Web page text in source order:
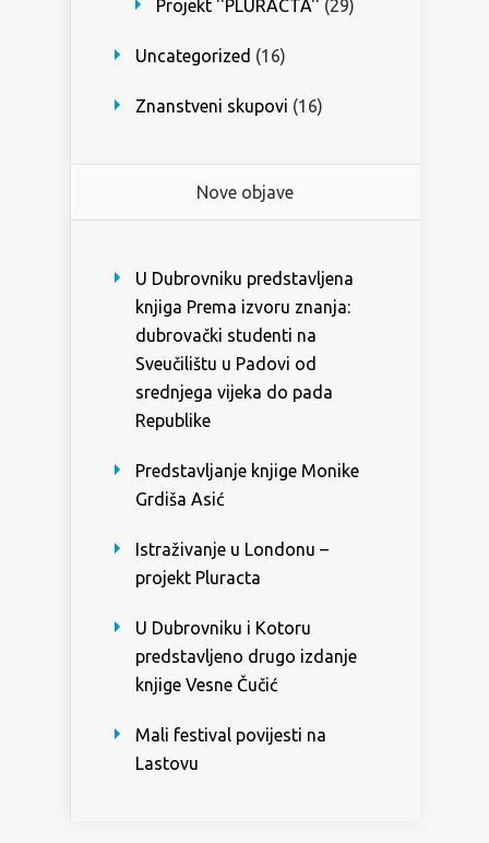
Projekt ''PLURACTA'' (29)
Uncategorized (16)
Znanstveni skupovi (16)
Nove objave
U Dubrovniku predstavljena
knjiga Prema izvoru znanja:
dubrovački studenti na
Sveučilištu u Padovi od
srednjega vijeka do pada
Republike
Predstavljanje knjige Monike
Grdiša Asić
Istraživanje u Londonu –
projekt Pluracta
U Dubrovniku i Kotoru
predstavljeno drugo izdanje
knjige Vesne Čučić
Mali festival povijesti na
Lastovu